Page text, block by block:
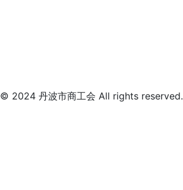
© 2024 丹波市商工会 All rights reserved.